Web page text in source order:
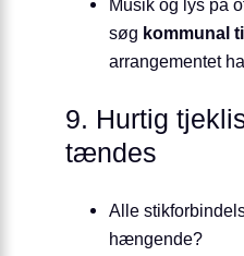
Musik og lys på
søg kommunal
arrangementet
9. Hurtig
tændes
Alle
hængende?